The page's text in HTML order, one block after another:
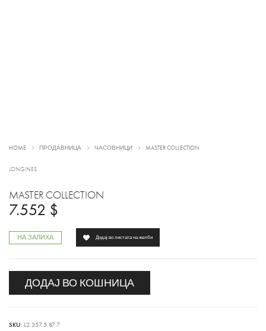
HOME ПРОДАВНИЦА ЧАСОВНИЦИ MASTER COLLECTION
LONGINES
MASTER COLLECTION
7.552 $
НА ЗАЛИХА
ДОДАЈ ВО КОШНИЦА
Додај во листата на желби
SKU: L2.357.5.87.7